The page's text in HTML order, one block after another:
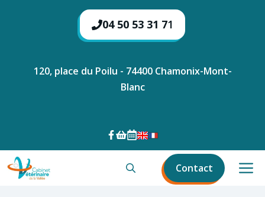
04 50 53 31 71
120, place du Poilu - 74400 Chamonix-Mont-
Blanc
Contact